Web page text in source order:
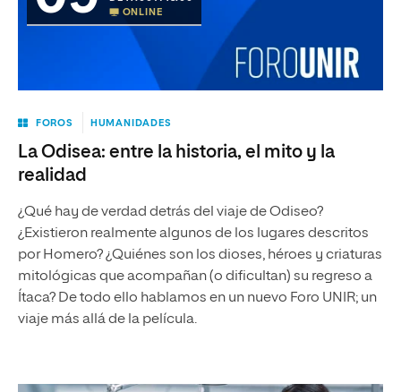
ONLINE
FOROS HUMANIDADES
La Odisea: entre la historia, el mito y la
realidad
¿Qué hay de verdad detrás del viaje de Odiseo?
¿Existieron realmente algunos de los lugares descritos
por Homero? ¿Quiénes son los dioses, héroes y criaturas
mitológicas que acompañan (o dificultan) su regreso a
Ítaca? De todo ello hablamos en un nuevo Foro UNIR; un
viaje más allá de la película.